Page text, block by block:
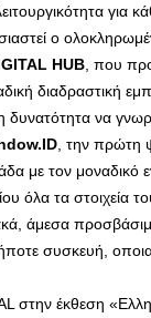
για
ο
HUB , που
διαδραστική
δυνατότητα να
, την πρώτη
με τον μοναδικό
όλα τα στοιχεία
άμεσα
συσκευή,
στην έκθεση